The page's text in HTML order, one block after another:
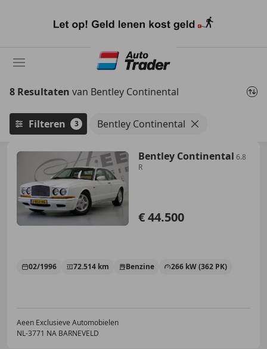
naar
8 Resultaten van Bentley Continental
Filteren 3 Bentley Continental
Bentley Continental 6.8
R
€ 44.500
02/1996 72.514 km Benzine 266 kW (362 PK)
Aeen Exclusieve Automobielen
NL-3771 NA BARNEVELD